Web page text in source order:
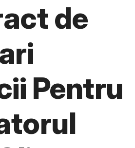
de
Pentru